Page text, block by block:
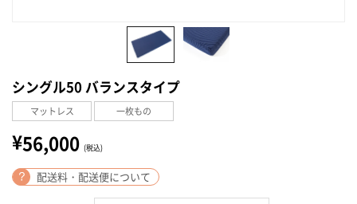
シングル50 バランスタイプ
マットレス 一枚もの
¥56,000 (税込)
配送料・配送便について